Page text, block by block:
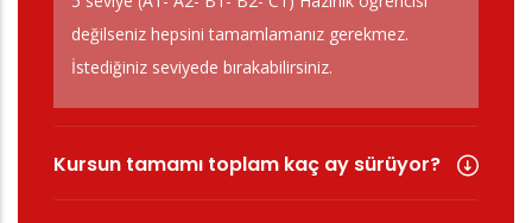
değilseniz hepsini tamamlamanız gerekmez.
İstediğiniz seviyede bırakabilirsiniz.
Kursun tamamı toplam kaç ay sürüyor?